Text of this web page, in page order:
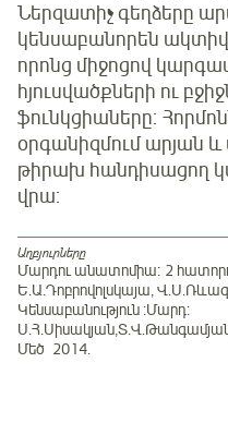
Ներզատիչ գեղձերը
կենսաբանորեն ակտիվ
որոնց միջոցով
հյուսվածքների ու
ֆունկցիաները:
օրգանիզմում արյան և
թիրախ հանդիսացող
վրա:
Աղբյուրները
Մարդու անատոմիա։ 2
Ե.Ա.Դոբրովոլսկայա,
Կենսաբանություն :Մարդ:
Մեծ 2014.